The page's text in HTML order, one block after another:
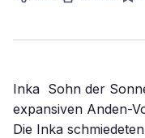
Inka  Sohn der
expansiven Anden-
Die Inka